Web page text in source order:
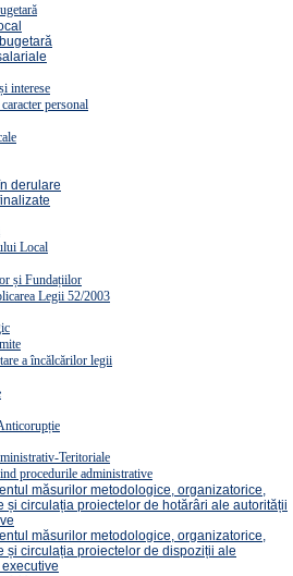
interese
personal
derulare
Local
și Fundațiilor
Legii 52/2003
a încălcărilor legii
Teritoriale
procedurile administrative
măsurilor metodologice, organizatorice,
și circulația proiectelor de hotărâri ale autorității
măsurilor metodologice, organizatorice,
și circulația proiectelor de dispoziții ale